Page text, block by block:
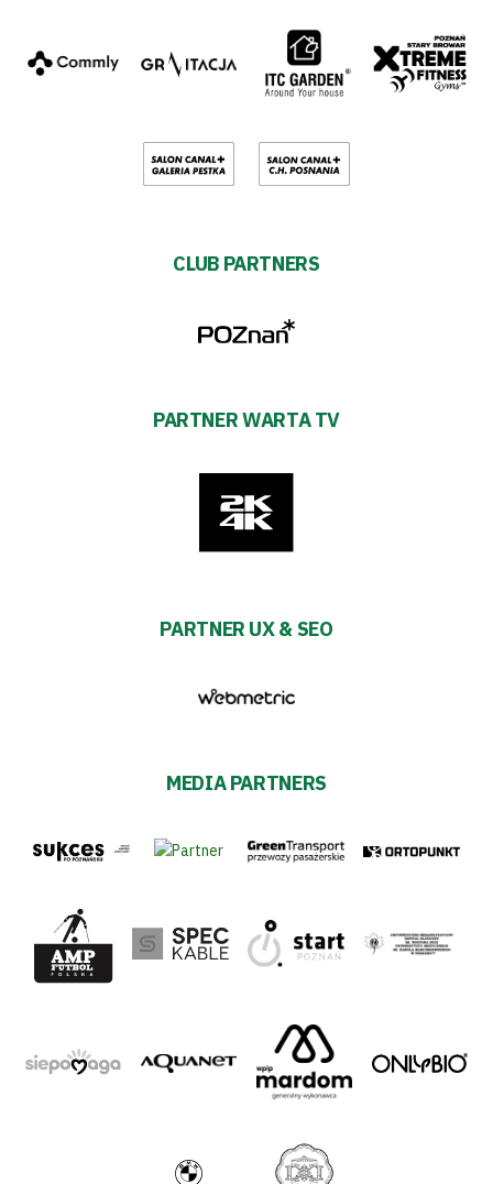
CLUB PARTNERS
PARTNER WARTA TV
PARTNER UX & SEO
MEDIA PARTNERS